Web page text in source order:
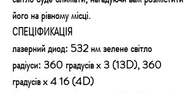
його на рівному місці.
СПЕЦІФИКАЦІЯ
лазерний диод: 532 нм зелене світло
радіуси: 360 градусів x 3 (13D), 360
градусів x 4 16 (4D)